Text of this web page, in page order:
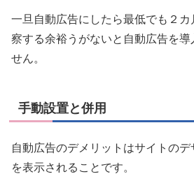
一旦自動広告にしたら最低でも２
察する余裕うがないと自動広告を導
せん。
手動設置と併用
自動広告のデメリットはサイトの
を表示されることです。